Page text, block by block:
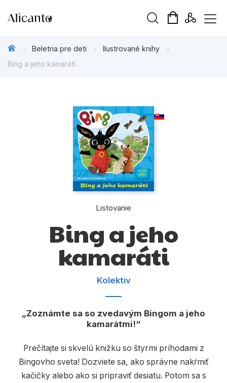
Beletria pre deti
Beletria pre dospelých
Darčekové publikácie
Doplnkový sortiment
Populárno - náučné pre deti
Predškoláci
Young adult
Zdravie a životný štýl
Beletria pre deti
Ilustrované knihy
Bing a jeho kamaráti
Listovanie
Bing a jeho
kamaráti
Kolektiv
Zoznámte sa so zvedavým Bingom a jeho
kamarátmi!
Prečítajte si skvelú knižku so štyrmi príhodami z
Bingovho sveta! Dozviete sa, ako správne nakŕmiť
kačičky alebo ako si pripraviť desiatu. Potom sa s